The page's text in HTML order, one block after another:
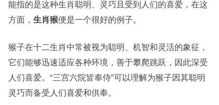
能指的是这种生肖聪明、灵巧且受到人们的喜爱，在这
方面， 生肖猴便是一个很好的例子。
猴子在十二生肖中常被视为聪明、机智和灵活的象征，
它们能够迅速适应各种环境，善于攀爬跳跃，因此深受
人们喜爱。“三宫六院皆奉侍”可以理解为猴子因其聪明
灵巧而备受人们喜爱和供奉。